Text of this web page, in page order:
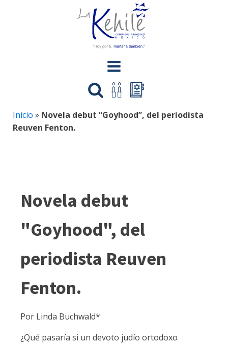
Inicio » Novela debut “Goyhood”, del periodista
Reuven Fenton.
Novela debut
"Goyhood", del
periodista Reuven
Fenton.
Por Linda Buchwald*
¿Qué pasaría si un devoto judío ortodoxo